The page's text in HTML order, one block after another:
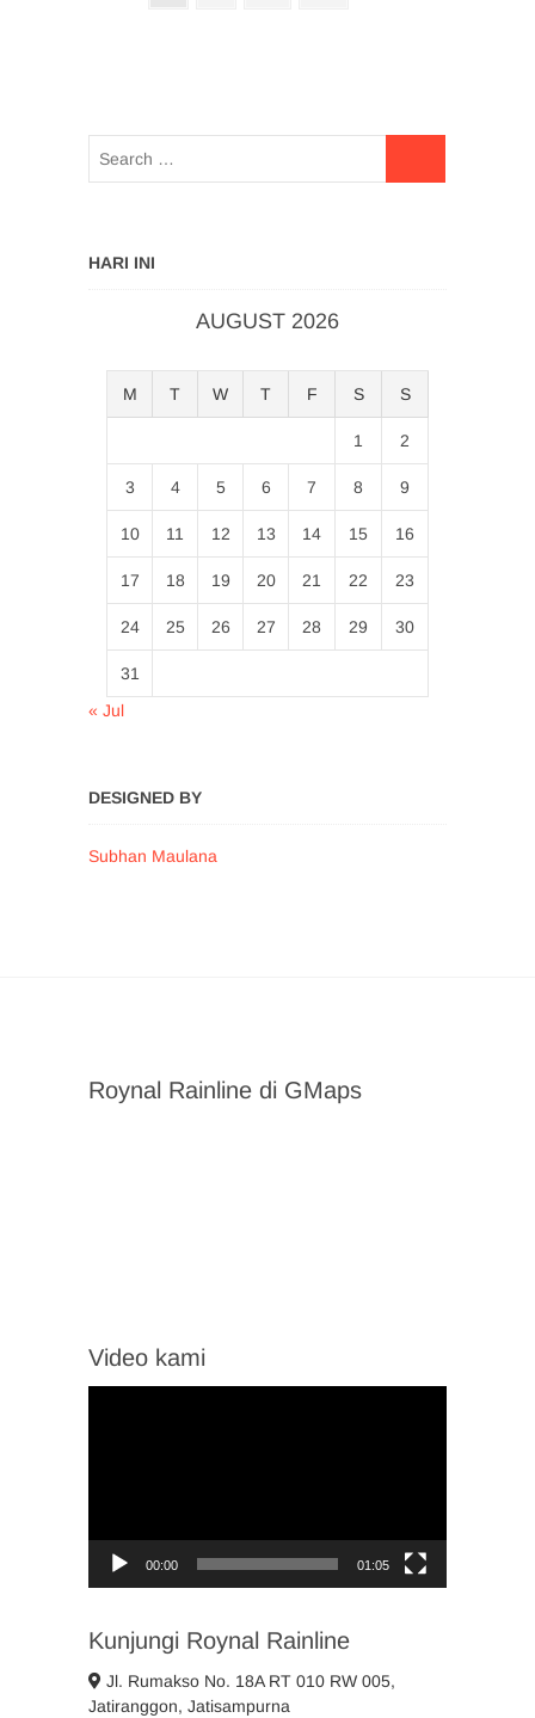
HARI INI
AUGUST 2026
M T W T F S S
1 2
3 4 5 6 7 8 9
10 11 12 13 14 15 16
17 18 19 20 21 22 23
24 25 26 27 28 29 30
31
« Jul
DESIGNED BY
Subhan Maulana
Roynal Rainline di GMaps
Video kami
00:00 01:05
Kunjungi Roynal Rainline
Jl. Rumakso No. 18A RT 010 RW 005,
Jatiranggon, Jatisampurna